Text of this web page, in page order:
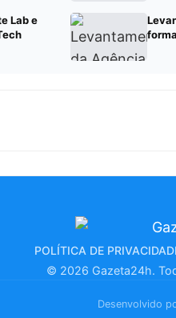
Lab e
POLÍTICA DE
© 2026 Gazeta24h.
Desenvolvido